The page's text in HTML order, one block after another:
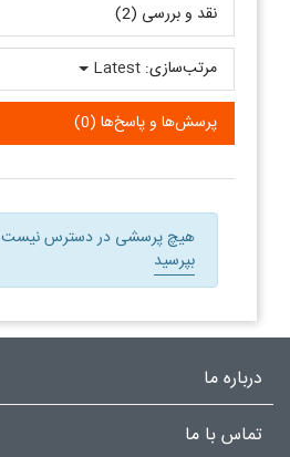
نقد و بررسی‌‌ (2)
پرسش‌ها و پاسخ‌ها (0)
مرتب‌سازی: Latest
هیچ پرسشی در دسترس نیست
بپرسید
درباره ما
تماس با ما